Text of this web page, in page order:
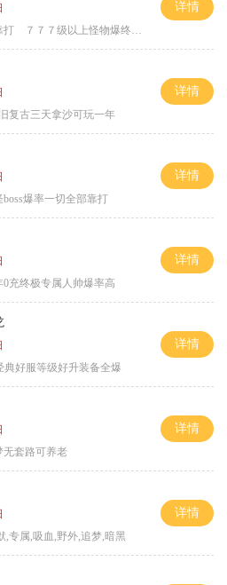
７７７级以上怪物爆终极
详情
复古三天拿沙可玩一年
详情
boss爆率一切全部靠打
详情
0充终极专属人帅爆率高
详情
典好服等级好升装备全爆
详情
无套路可养老
详情
,专属,吸血,野外,追梦,暗黑
详情